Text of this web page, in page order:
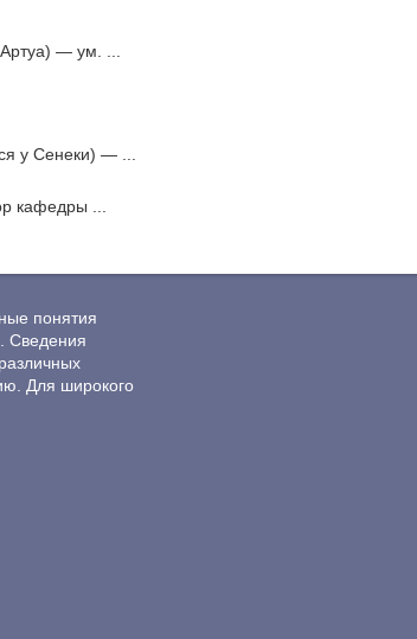
— ум. ...
у Сенеки) — ...
кафедры ...
понятия
Сведения
Для широкого